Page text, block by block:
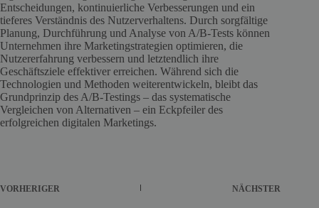
Entscheidungen, kontinuierliche Verbesserungen und ein
tieferes Verständnis des Nutzerverhaltens. Durch sorgfältige
Planung, Durchführung und Analyse von A/B-Tests können
Unternehmen ihre Marketingstrategien optimieren, die
Nutzererfahrung verbessern und letztendlich ihre
Geschäftsziele effektiver erreichen. Während sich die
Technologien und Methoden weiterentwickeln, bleibt das
Grundprinzip des A/B-Testings – das systematische
Vergleichen von Alternativen – ein Eckpfeiler des
erfolgreichen digitalen Marketings.
VORHERIGER NÄCHSTER